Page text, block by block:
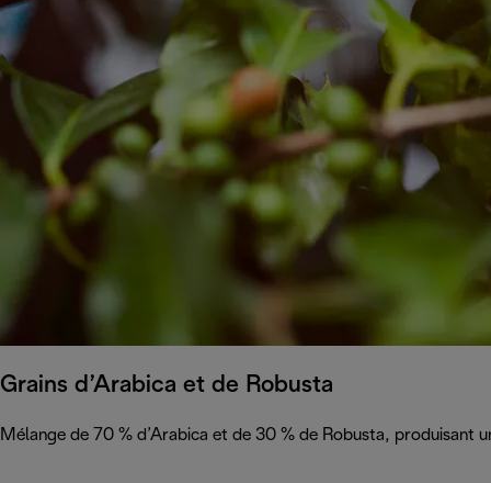
Grains d’Arabica et de Robusta
Mélange de 70 % d’Arabica et de 30 % de Robusta, produisant